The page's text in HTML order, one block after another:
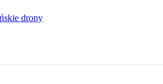
drony